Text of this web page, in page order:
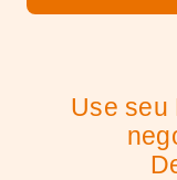
Use seu